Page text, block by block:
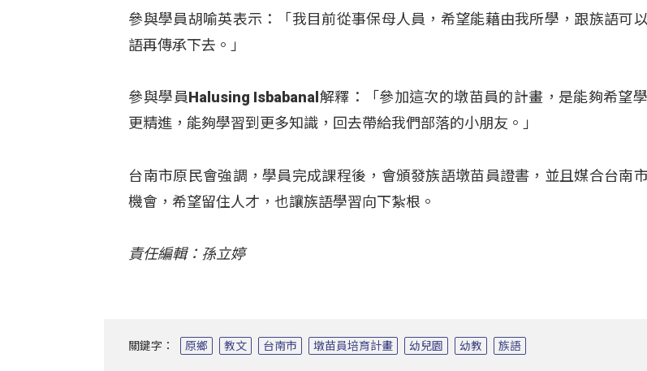
參與學員胡喻英表示：「我目前從事保母人員，希望能藉由我所學，跟族語可
語再傳承下去。」
參與學員Halusing Isbabanal解釋：「參加這次的墩苗員的計畫，是能夠希望
更精進，能夠學習到更多知識，回去帶給我們部落的小朋友。」
台南市原民會強調，學員完成課程後，會頒發族語墩苗員證書，並且媒合台南
機會，希望留住人才，也讓族語學習向下紮根。
責任編輯：孫立婷
關鍵字： 原鄉 教文 台南市 墩苗員培育計畫 幼兒園 幼教 族語